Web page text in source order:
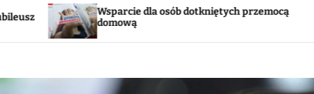
dla osób dotkniętych przemocą
Godzina